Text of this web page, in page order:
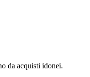
da acquisti idonei.